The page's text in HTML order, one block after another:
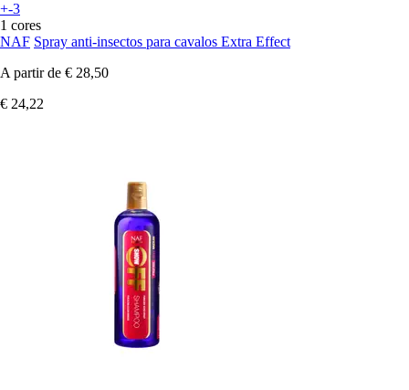
+-3
1 cores
NAF Spray anti-insectos para cavalos Extra Effect
A partir de € 28,50
€ 24,22